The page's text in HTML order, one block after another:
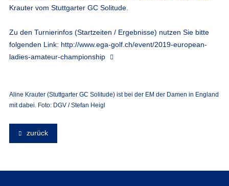
Krauter vom Stuttgarter GC Solitude.
Zu den Turnierinfos (Startzeiten / Ergebnisse) nutzen Sie bitte
folgenden Link: http://www.ega-golf.ch/event/2019-european-
ladies-amateur-championship
Aline Krauter (Stuttgarter GC Solitude) ist bei der EM der Damen in England
mit dabei. Foto: DGV / Stefan Heigl
zurück